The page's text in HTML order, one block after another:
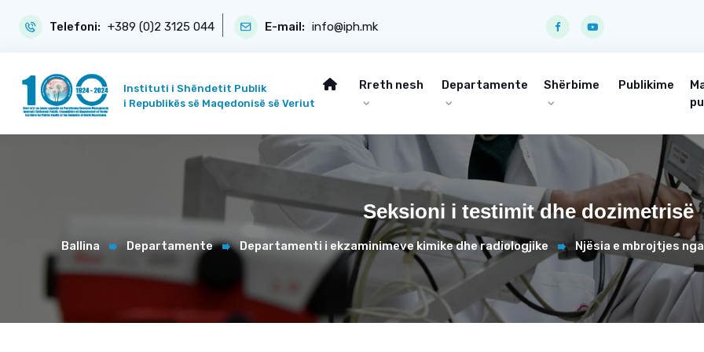
Telefoni: +389 (0)2 3125 044 E-mail: info@iph.mk
Instituti i Shëndetit Publik
i Republikës së Maqedonisë së Veriut
Rreth nesh Departamente Shërbime Publikime
Seksioni i testimit dhe dozimetrisë
Ballina Departamente Departamenti i ekzaminimeve kimike dhe radiologjike Njësia e mbrojtjes